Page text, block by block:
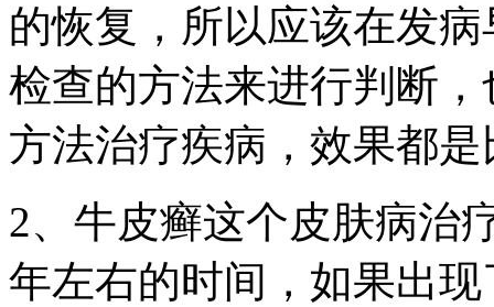
的恢复，所以应该在发
检查的方法来进行判断
方法治疗疾病，效果都
2、牛皮癣这个皮肤病治
年左右的时间，如果出